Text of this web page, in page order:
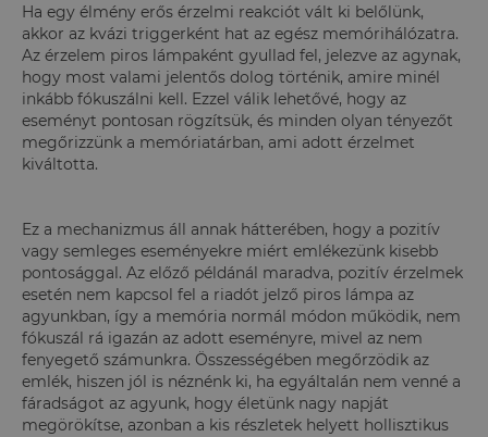
Ha egy élmény erős érzelmi reakciót vált ki belőlünk,
akkor az kvázi triggerként hat az egész memórihálózatra.
Az érzelem piros lámpaként gyullad fel, jelezve az agynak,
hogy most valami jelentős dolog történik, amire minél
inkább fókuszálni kell. Ezzel válik lehetővé, hogy az
eseményt pontosan rögzítsük, és minden olyan tényezőt
megőrizzünk a memóriatárban, ami adott érzelmet
kiváltotta.
Ez a mechanizmus áll annak hátterében, hogy a pozitív
vagy semleges eseményekre miért emlékezünk kisebb
pontosággal. Az előző példánál maradva, pozitív érzelmek
esetén nem kapcsol fel a riadót jelző piros lámpa az
agyunkban, így a memória normál módon működik, nem
fókuszál rá igazán az adott eseményre, mivel az nem
fenyegető számunkra. Összességében megőrzödik az
emlék, hiszen jól is néznénk ki, ha egyáltalán nem venné a
fáradságot az agyunk, hogy életünk nagy napját
megörökítse, azonban a kis részletek helyett hollisztikus